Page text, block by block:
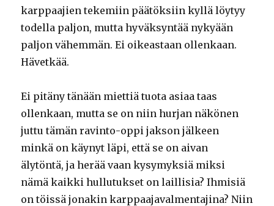
karppaajien tekemiin päätöksiin kyllä löytyy
todella paljon, mutta hyväksyntää nykyään
paljon vähemmän. Ei oikeastaan ollenkaan.
Hävetkää.
Ei pitäny tänään miettiä tuota asiaa taas
ollenkaan, mutta se on niin hurjan näkönen
juttu tämän ravinto-oppi jakson jälkeen
minkä on käynyt läpi, että se on aivan
älytöntä, ja herää vaan kysymyksiä miksi
nämä kaikki hullutukset on laillisia? Ihmisiä
on töissä jonakin karppaajavalmentajina? Niin